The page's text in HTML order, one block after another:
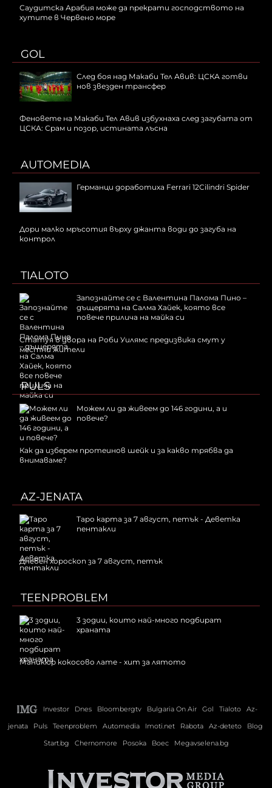
Саудитска Арабия може да прекрати господството на
хутите в Червено море
GOL
След боя над Макаби Тел Авив: ЦСКА готви
нов звезден трансфер
Феновете на Макаби Тел Авив избухнаха след загубата от
ЦСКА: Срам и позор, истината лъсна
AUTOMEDIA
Германци доработиха Ferrari 12Cilindri Spider
Дори малко мръсотия върху джанта води до загуба на
контрол
TIALOTO
Запознайте се с Валентина Палома Пино –
дъщерята на Салма Хайек, която все
повече прилича на майка си
Статуя в двора на Роби Уилямс предизвика смут у
местни жители
PULS
Можем ли да живеем до 146 години, а и
повече?
Как да изберем протеинов шейк и за какво трябва да
внимаваме?
AZ-JENATA
Таро карта за 7 август, петък - Деветка
пентакли
Дневен хороскоп за 7 август, петък
TEENPROBLEM
3 зодии, които най-много подбират
храната
Маникюр кокосово лате - хит за лятото
Investor Dnes Bloombergtv Bulgaria On Air Gol Tialoto
Az-
jenata
Puls Teenproblem Automedia Imoti.net Rabota Az-deteto
Blog
Start.bg
Chernomore Posoka Boec Megavselena.bg